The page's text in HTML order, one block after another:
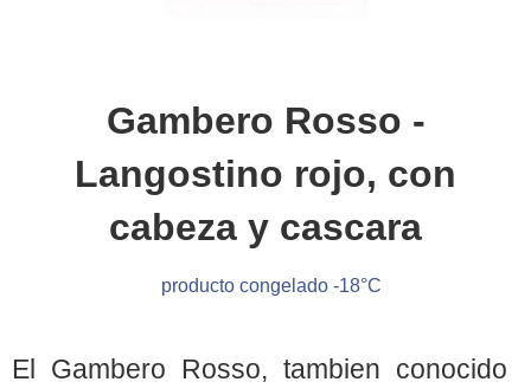
Gambero Rosso -
Langostino rojo, con
cabeza y cascara
producto congelado -18°C
El Gambero Rosso, tambien conocido